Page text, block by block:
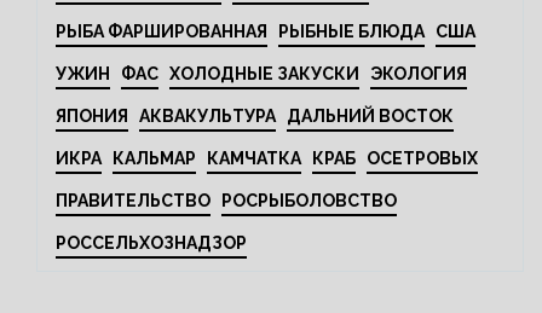
РЫБА ФАРШИРОВАННАЯ РЫБНЫЕ БЛЮДА США
УЖИН ФАС ХОЛОДНЫЕ ЗАКУСКИ ЭКОЛОГИЯ
ЯПОНИЯ АКВАКУЛЬТУРА ДАЛЬНИЙ ВОСТОК
ИКРА КАЛЬМАР КАМЧАТКА КРАБ ОСЕТРОВЫХ
ПРАВИТЕЛЬСТВО РОСРЫБОЛОВСТВО
РОССЕЛЬХОЗНАДЗОР